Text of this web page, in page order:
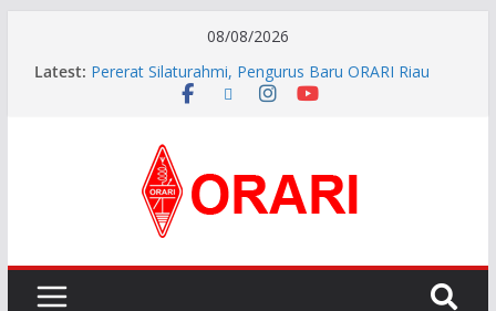
08/08/2026
Latest: Pererat Silaturahmi, Pengurus Baru ORARI Riau
Audiensi dan Siap Bersinergi dengan Diskominfotik
Preparatory Group for WRC-27 )
Aftiyedi Dalimunthe (YC5NNF) Resmi Pimpin ORARI
Lokal Bengkalis 2026–2029, Dikukuhkan Langsung
Ketua Orari Daerah Riau
Riau Beserta Jajaran Hadiri Muslok III Bengkalis